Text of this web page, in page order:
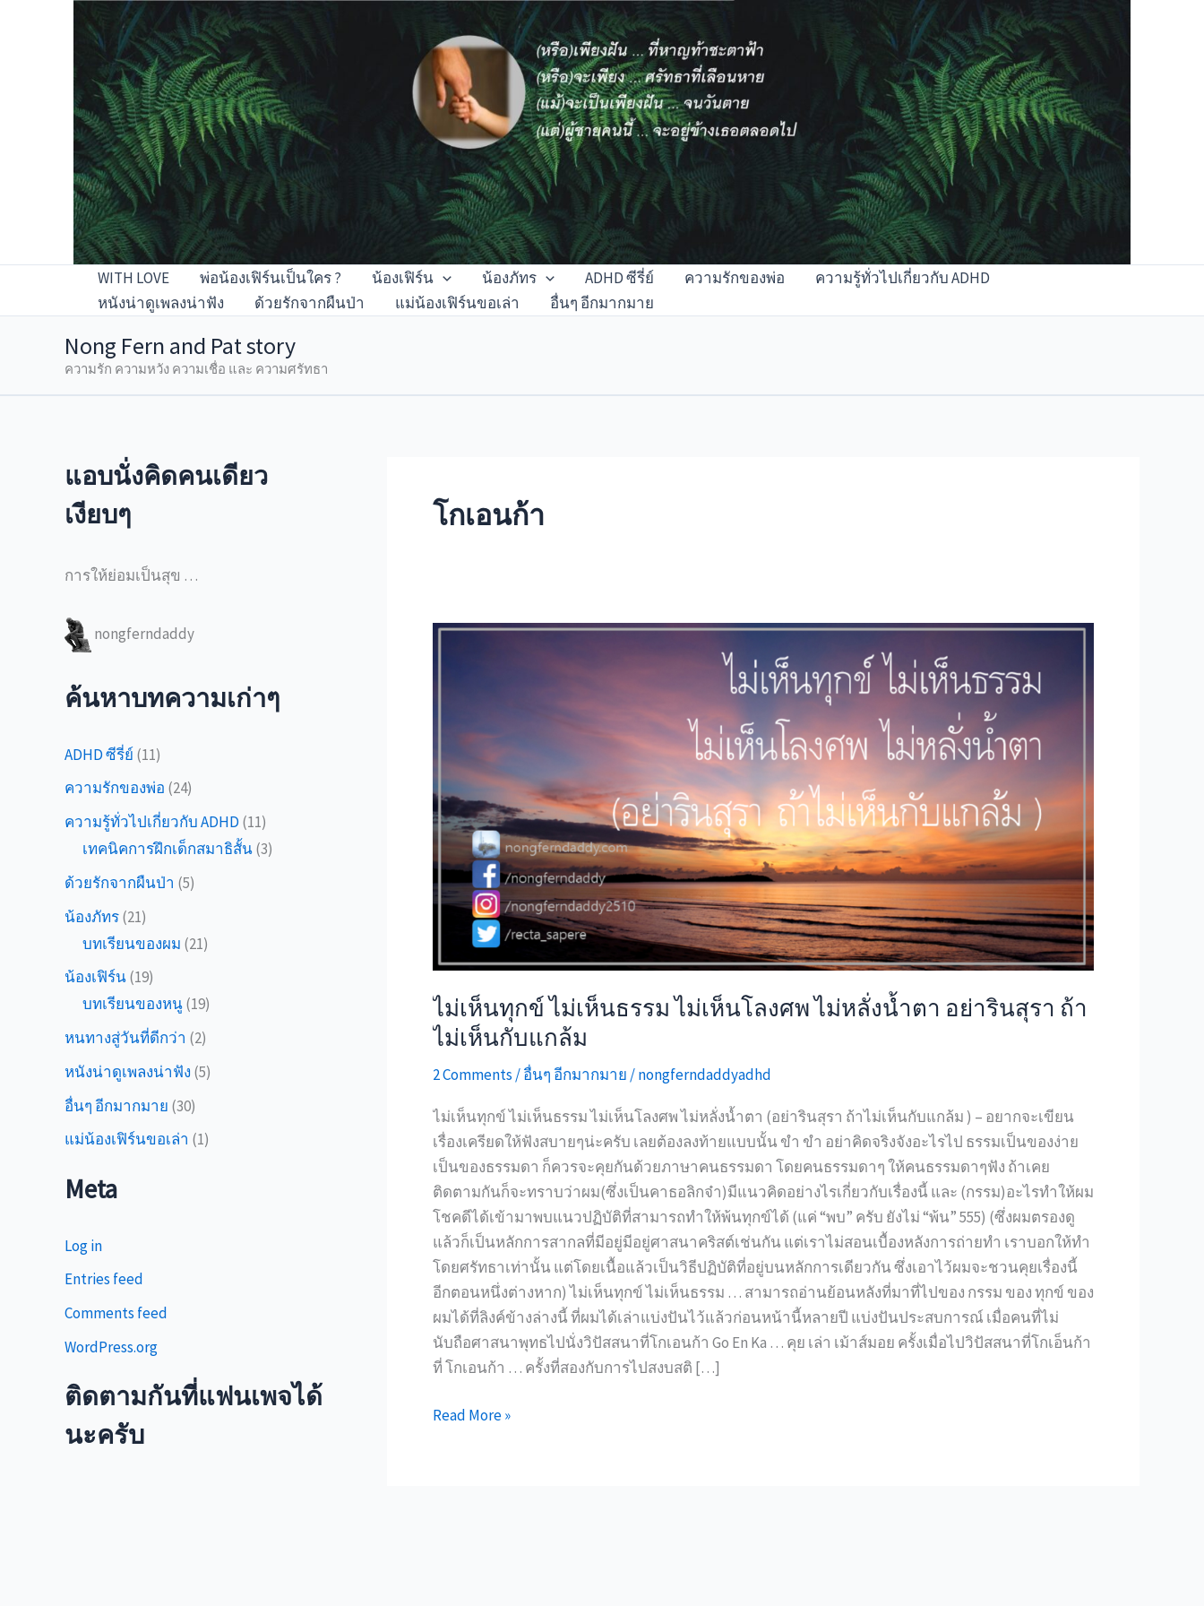
WITH LOVE พ่อน้องเฟิร์นเป็นใคร ? น้องเฟิร์น น้องภัทร ADHD ซีรี่ย์ ความรักของพ่อ
ความรู้ทั่วไปเกี่ยวกับ ADHD
หนังน่าดูเพลงน่าฟัง
ด้วยรักจากผืนป่า แม่น้องเฟิร์นขอเล่า อื่นๆ อีกมากมาย
Nong Fern and Pat story
ความรัก ความหวัง ความเชื่อ และ ความศรัทธา
แอบนั่งคิดคนเดียว
เงียบๆ
การให้ย่อมเป็นสุข …
nongferndaddy
ค้นหาบทความเก่าๆ
ADHD ซีรี่ย์ (11)
ความรักของพ่อ (24)
ความรู้ทั่วไปเกี่ยวกับ ADHD (11)
เทคนิคการฝึกเด็กสมาธิสั้น(3)
ด้วยรักจากผืนป่า (5)
น้องภัทร(21)
บทเรียนของผม (21)
น้องเฟิร์น(19)
บทเรียนของหนู(19)
หนทางสู่วันที่ดีกว่า (2)
หนังน่าดูเพลงน่าฟัง (5)
อื่นๆ อีกมากมาย (30)
แม่น้องเฟิร์นขอเล่า (1)
Meta
Log in
Entries feed
Comments feed
WordPress.org
ติดตามกันที่แฟนเพจได้
นะครับ
โกเอนก้า
ไม่เห็นทุกข์ ไม่เห็นธรรม ไม่เห็นโลงศพ ไม่หลั่งน้ำตา อย่ารินสุรา ถ้า
ไม่เห็นกับแกล้ม
2 Comments /อื่นๆ อีกมากมาย /nongferndaddyadhd
ไม่เห็นทุกข์ ไม่เห็นธรรม ไม่เห็นโลงศพ ไม่หลั่งน้ำตา (อย่ารินสุรา ถ้าไม่เห็นกับแกล้ม ) – อยากจะเขียน
เรื่องเครียดให้ฟังสบายๆน่ะครับ เลยต้องลงท้ายแบบนั้น ขำ ขำ อย่าคิดจริงจังอะไรไป ธรรมเป็นของง่าย
เป็นของธรรมดา ก็ควรจะคุยกันด้วยภาษาคนธรรมดา โดยคนธรรมดาๆ ให้คนธรรมดาๆฟัง ถ้าเคย
ติดตามกันก็จะทราบว่าผม(ซึ่งเป็นคาธอลิกจ๋า)มีแนวคิดอย่างไรเกี่ยวกับเรื่องนี้ และ (กรรม)อะไรทำให้ผม
โชคดีได้เข้ามาพบแนวปฏิบัติที่สามารถทำให้พ้นทุกข์ได้ (แค่ “พบ” ครับ ยังไม่ “พ้น” 555) (ซึ่งผมตรองดู
แล้วก็เป็นหลักการสากลที่มีอยู่มีอยู่ศาสนาคริสต์เช่นกัน แต่เราไม่สอนเบื้องหลังการถ่ายทำ เราบอกให้ทำ
โดยศรัทธาเท่านั้น แต่โดยเนื้อแล้วเป็นวิธีปฏิบัติที่อยู่บนหลักการเดียวกัน ซึ่งเอาไว้ผมจะชวนคุยเรื่องนี้
อีกตอนหนึ่งต่างหาก) ไม่เห็นทุกข์ ไม่เห็นธรรม … สามารถอ่านย้อนหลังที่มาที่ไปของ กรรม ของ ทุกข์ ของ
ผมได้ที่ลิงค์ข้างล่างนี้ ที่ผมได้เล่าแบ่งปันไว้แล้วก่อนหน้านี้หลายปี แบ่งปันประสบการณ์ เมื่อคนที่ไม่
นับถือศาสนาพุทธไปนั่งวิปัสสนาที่โกเอนก้า Go En Ka … คุย เล่า เม้าส์มอย ครั้งเมื่อไปวิปัสสนาที่โกเอ็นก้า
ที่ โกเอนก้า … ครั้งที่สองกับการไปสงบสติ […]
ไม่
Read More »